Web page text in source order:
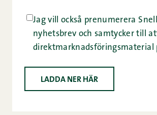
Jag vill också prenumerera
nyhetsbrev och samtycker till
direktmarknadsföringsmaterial
LADDA NER HÄR